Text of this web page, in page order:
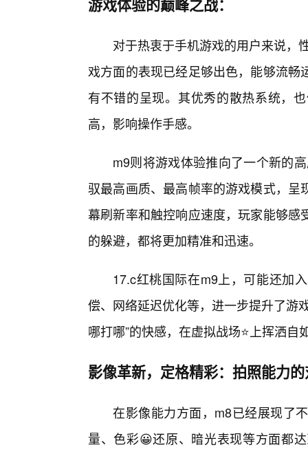
对于热衷于手机游戏的用户来说，
戏方面的表现已经足够出色，能够流
有不错的呈现。其优秀的散热系统，
高，影响操作手感。
m9则将游戏体验推向了一个新的
驭最高画质、最高帧率的游戏模式，
幕刷新率和触控响应速度，玩家能够
的躲避，都将更加精准和迅速。
17.c红桃国际在m9上，可能还加
偿、网络延迟优化等，进一步提升了游
哪打哪”的快感，在虚拟战场⭐上挥洒自
影像革新，定格精彩：拍照能力
在影像能力方面，m8已经展现了
量、色彩😀还原、暗光表现等方面都